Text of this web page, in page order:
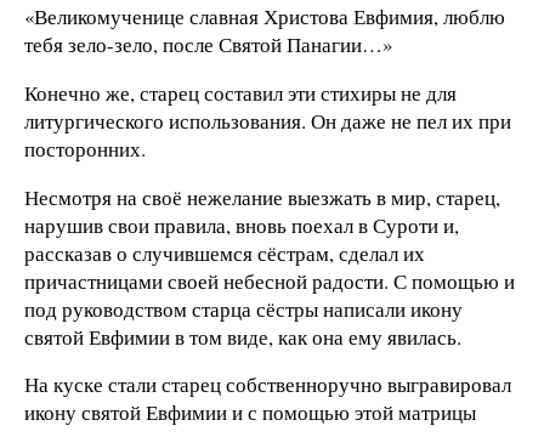
«Великомученице славная Христова Евфимия, люблю
тебя зело-зело, после Святой Панагии…»
Конечно же, старец составил эти стихиры не для
литургического использования. Он даже не пел их при
посторонних.
Несмотря на своё нежелание выезжать в мир, старец,
нарушив свои правила, вновь поехал в Суроти и,
рассказав о случившемся сёстрам, сделал их
причастницами своей небесной радости. С помощью и
под руководством старца сёстры написали икону
святой Евфимии в том виде, как она ему явилась.
На куске стали старец собственноручно выгравировал
икону святой Евфимии и с помощью этой матрицы